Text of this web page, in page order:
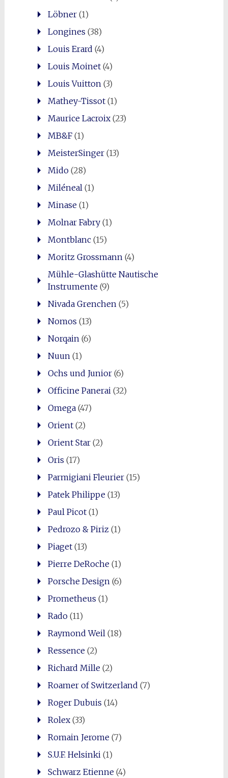
Löbner(1)
Longines (38)
Louis Erard (4)
Louis Moinet(4)
Louis Vuitton(3)
Mathey-Tissot(1)
Maurice Lacroix(23)
MB&F(1)
MeisterSinger(13)
Mido(28)
Miléneal(1)
Minase(1)
Molnar Fabry(1)
Montblanc(15)
Moritz Grossmann(4)
Mühle-Glashütte Nautische
Instrumente(9)
Nivada Grenchen(5)
Nomos (13)
Norqain(6)
Nuun(1)
Ochs und Junior(6)
Officine Panerai(32)
Omega(47)
Orient(2)
Orient Star(2)
Oris (17)
Parmigiani Fleurier(15)
Patek Philippe(13)
Paul Picot(1)
Pedrozo & Piriz (1)
Piaget(13)
Pierre DeRoche(1)
Porsche Design(6)
Prometheus (1)
Rado(11)
Raymond Weil(18)
Ressence(2)
Richard Mille(2)
Roamer of Switzerland (7)
Roger Dubuis (14)
Rolex(33)
Romain Jerome(7)
S.U.F. Helsinki(1)
Schwarz Etienne(4)